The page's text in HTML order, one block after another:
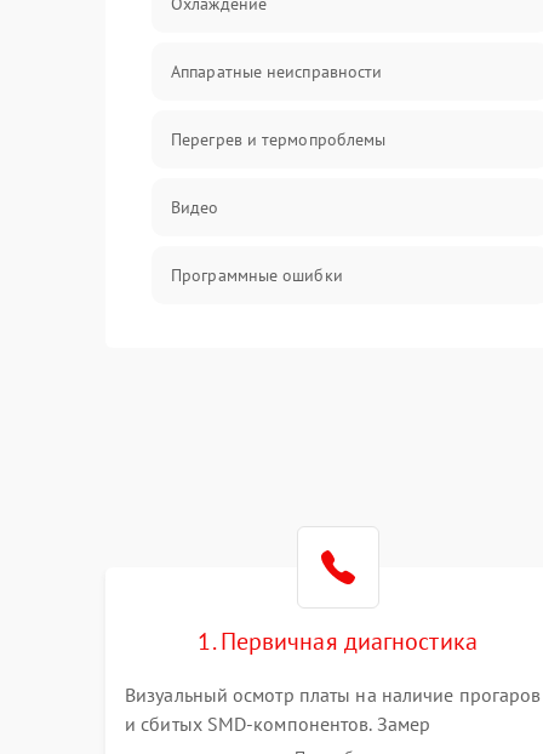
Аппаратные неисправности
Перегрев и термопроблемы
Видео
Программные ошибки
Электронные компоненты
Интерфейсы
1. Первичная диагностика
Визуальный осмотр платы на наличие прогаров
и сбитых SMD-компонентов. Замер